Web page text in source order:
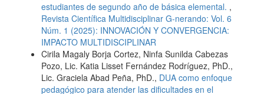
estudiantes de segundo año de básica elemental. ,
Revista Científica Multidisciplinar G-nerando: Vol. 6
Núm. 1 (2025): INNOVACIÓN Y CONVERGENCIA:
IMPACTO MULTIDISCIPLINAR
Cirila Magaly Borja Cortez, Ninfa Sunilda Cabezas
Pozo, Lic. Katia Lisset Fernández Rodríguez, PhD.,
Lic. Graciela Abad Peña, PhD., DUA como enfoque
pedagógico para atender las dificultades en el